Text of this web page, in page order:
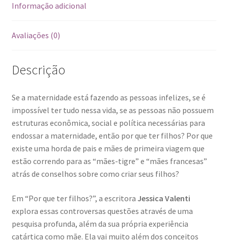
filhos
a
Informação adicional
Avaliações (0)
Descrição
Se a maternidade está fazendo as pessoas infelizes, se é
impossível ter tudo nessa vida, se as pessoas não possuem
estruturas econômica, social e política necessárias para
endossar a maternidade, então por que ter filhos? Por que
existe uma horda de pais e mães de primeira viagem que
estão correndo para as “mães-tigre” e “mães francesas”
atrás de conselhos sobre como criar seus filhos?
Em “Por que ter filhos?”, a escritora Jessica Valenti
explora essas controversas questões através de uma
pesquisa profunda, além da sua própria experiência
catártica como mãe. Ela vai muito além dos conceitos